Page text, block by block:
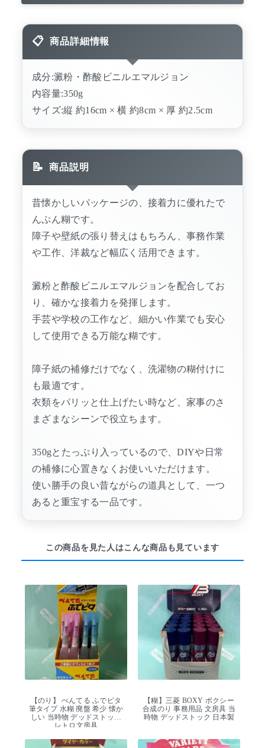
商品詳細情報
成分:澱粉・酢酸ビニルエマルジョン
内容量:350g
サイズ:縦 約16cm × 横 約8cm × 厚 約2.5cm
商品説明
昔懐かしいパッケージの、接着力に優れたで
んぷん糊です。
障子や壁紙の張り替えはもちろん、事務作業
や工作、洋裁など幅広く活用できます。
澱粉と酢酸ビニルエマルジョンを配合してお
り、確かな接着力を発揮します。
手芸や学校の工作など、細かい作業でも安心
して使用できる万能な糊です。
障子紙の補修だけでなく、洗濯物の糊付けに
も最適です。
衣類をパリッと仕上げたい時など、家事のさ
まざまなシーンで役立ちます。
350gとたっぷり入っているので、DIYや日常
の補修に心置きなくお使いいただけます。
使い勝手の良い昔ながらの道具として、一つ
あると重宝する一品です。
この商品を見た人はこんな商品も見ています
【のり】 ぺんてる ふでピタ
筆タイプ 水糊 廃盤 希少 懐か
しい 当時物 デッドストック
レトロ文房具
【糊】三菱 BOXY ボクシー
合成のり 事務用品 文房具 当
時物 デッドストック 日本製